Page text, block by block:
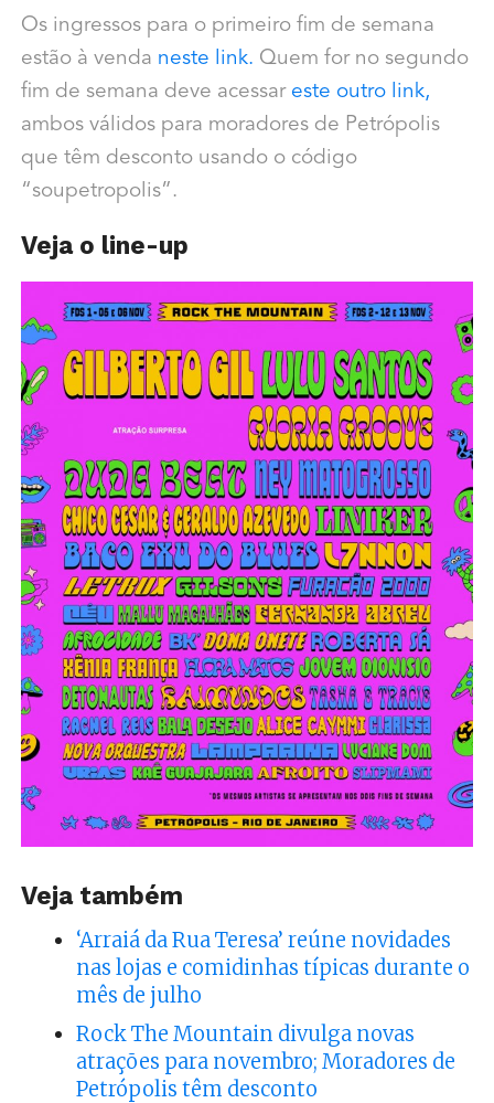
Os ingressos para o primeiro fim de semana
estão à venda neste link. Quem for no segundo
fim de semana deve acessar este outro link,
ambos válidos para moradores de Petrópolis
que têm desconto usando o código
“soupetropolis”.
Veja o line-up
Veja também
‘Arraiá da Rua Teresa’ reúne novidades
nas lojas e comidinhas típicas durante o
mês de julho
Rock The Mountain divulga novas
atrações para novembro; Moradores de
Petrópolis têm desconto